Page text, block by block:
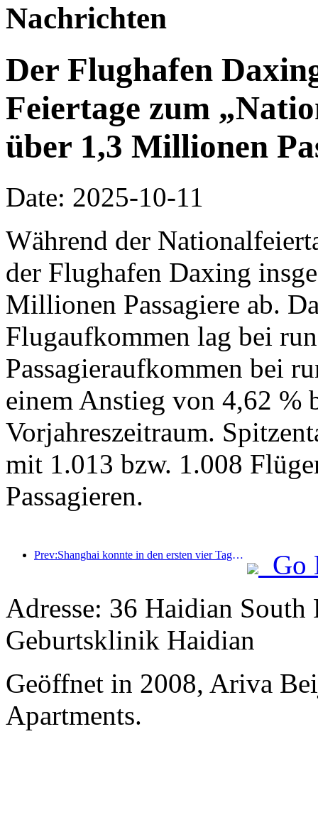
Nachrichten
Der Flughafen
Feiertage zum
über 1,3 Millionen
Date: 2025-10-11
Während der
der Flughafen Daxing
Millionen Passagiere ab.
Flugaufkommen lag bei
Passagieraufkommen bei
einem Anstieg von 4,62 %
Vorjahreszeitraum.
mit 1.013 bzw. 1.008
Passagieren.
Prev:Shanghai konnte in den ersten vier Tagen des Mittherbstfestes und der Nationalfeiertage über 15,11 Millionen Besucher begrüßen, was einem Anstieg von über 20 % im Vergleich zum Vorjahr entspricht.
Go
Adresse: 36 Haidian South
Geburtsklinik Haidian
Geöffnet in 2008, Ariva
Apartments.